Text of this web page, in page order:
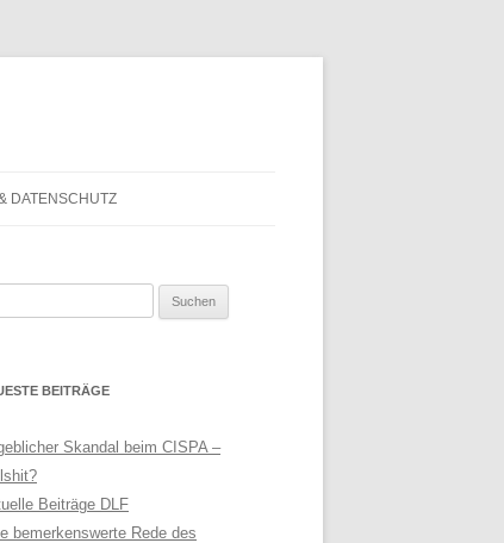
DATENSCHUTZ
BEITRÄGE
Skandal beim CISPA –
Beiträge DLF
bemerkenswerte Rede des